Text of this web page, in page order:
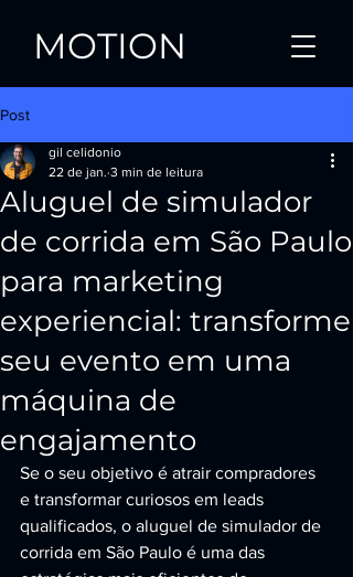
MOTION
Post
Aluguel de simulador
de corrida em São Paulo
para marketing
experiencial: transforme
seu evento em uma
máquina de
engajamento
gil celidonio
22 de jan. 3 min de leitura
Se o seu objetivo é atrair compradores
e transformar curiosos em leads
qualificados, o aluguel de simulador de
corrida em São Paulo é uma das